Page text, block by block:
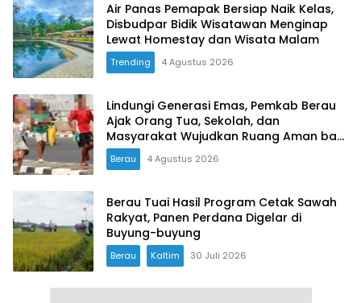
Air Panas Pemapak Bersiap Naik Kelas,
Disbudpar Bidik Wisatawan Menginap
Lewat Homestay dan Wisata Malam
Trending 4 Agustus 2026
Lindungi Generasi Emas, Pemkab Berau
Ajak Orang Tua, Sekolah, dan
Masyarakat Wujudkan Ruang Aman bagi
Anak
Berau 4 Agustus 2026
Berau Tuai Hasil Program Cetak Sawah
Rakyat, Panen Perdana Digelar di
Buyung-buyung
Berau Kaltim 30 Juli 2026